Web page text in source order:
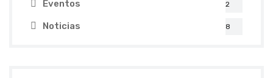
Eventos 2
Noticias 8